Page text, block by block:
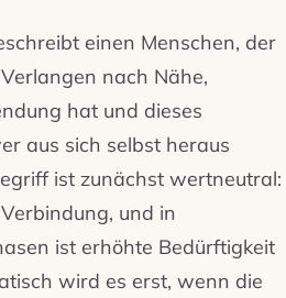
einen Menschen, der
nach Nähe,
hat und dieses
aus sich selbst heraus
ist zunächst wertneutral:
und in
ist erhöhte Bedürftigkeit
wird es erst, wenn die